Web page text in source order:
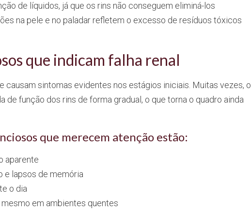
de líquidos, já que os rins não conseguem eliminá-los
na pele e no paladar refletem o excesso de resíduos tóxicos
que indicam falha renal
causam sintomas evidentes nos estágios iniciais. Muitas vezes, o
de função dos rins de forma gradual, o que torna o quadro ainda
que merecem atenção estão:
aparente
e lapsos de memória
o dia
em ambientes quentes